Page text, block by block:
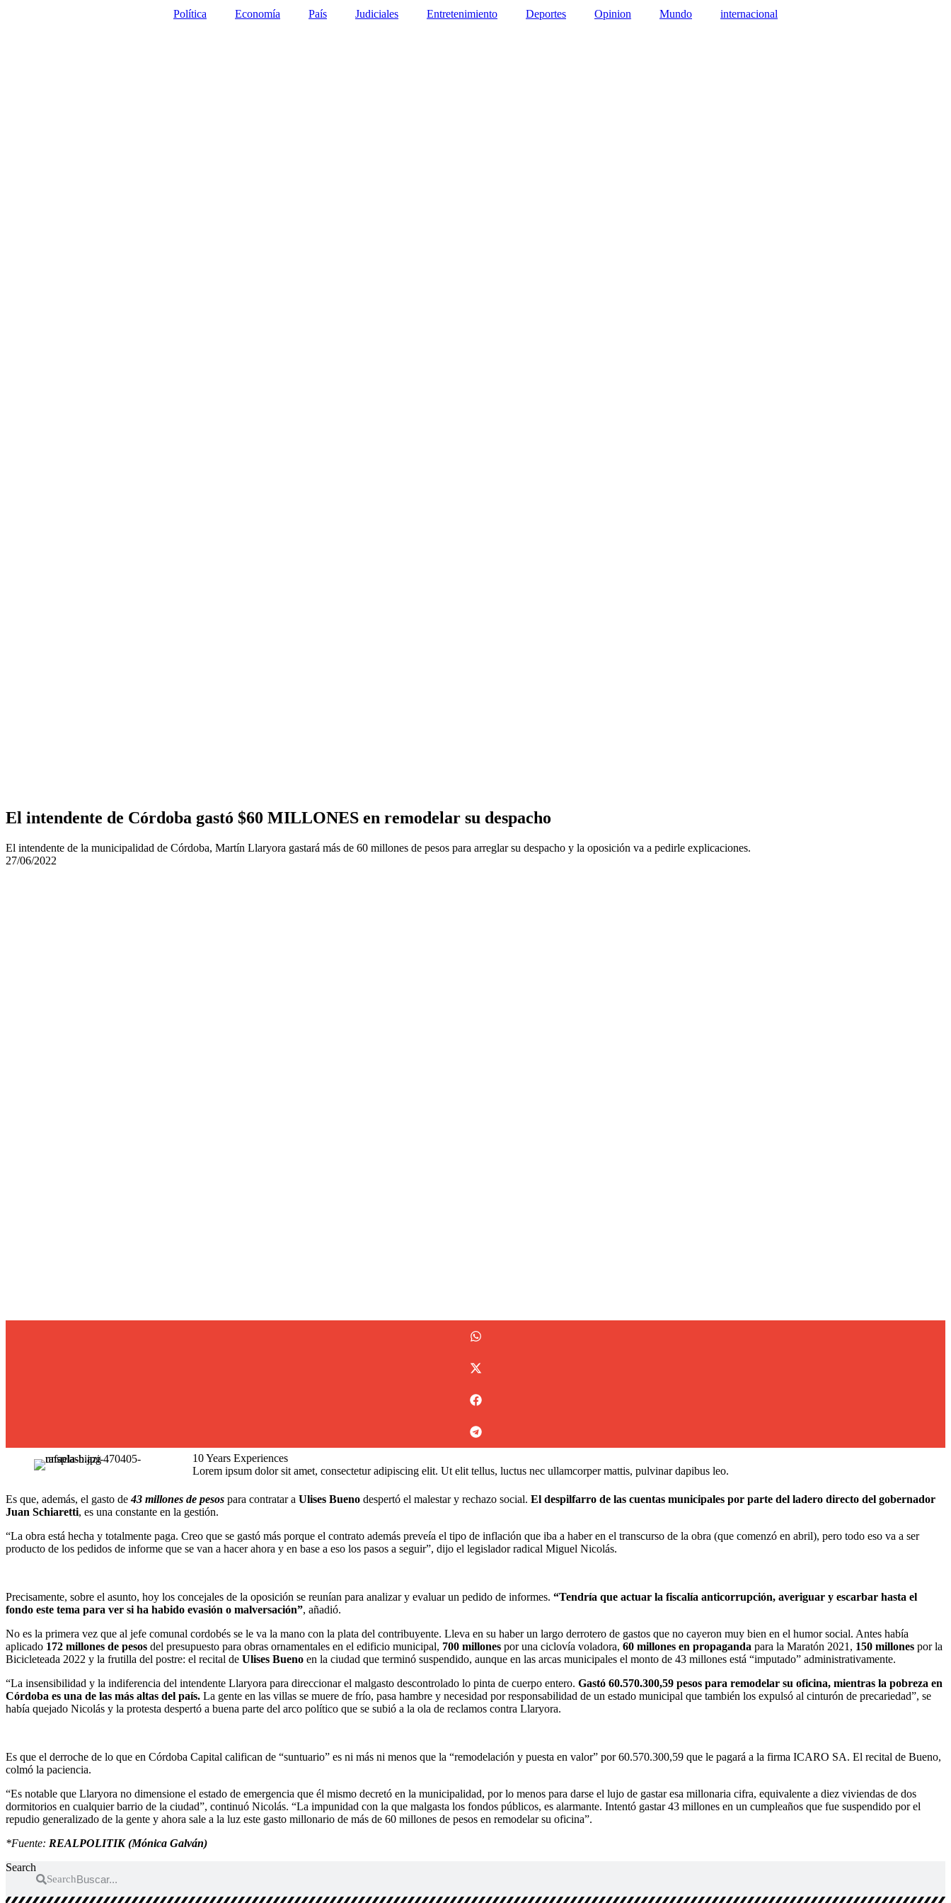
Política Economía País Judiciales Entretenimiento Deportes Opinion Mundo internacional
El intendente de Córdoba gastó $60 MILLONES en remodelar su despacho
El intendente de la municipalidad de Córdoba, Martín Llaryora gastará más de 60 millones de pesos para arreglar su despacho y la oposición va a pedirle explicaciones.
27/06/2022
10 Years Experiences
Lorem ipsum dolor sit amet, consectetur adipiscing elit. Ut elit tellus, luctus nec ullamcorper mattis, pulvinar dapibus leo.
Es que, además, el gasto de43 millones de pesos para contratar a Ulises Bueno despertó el malestar y rechazo social. El despilfarro de las cuentas municipales por parte del ladero directo del gobernador
Juan Schiaretti, es una constante en la gestión.
“La obra está hecha y totalmente paga. Creo que se gastó más porque el contrato además preveía el tipo de inflación que iba a haber en el transcurso de la obra (que comenzó en abril), pero todo eso va a ser
producto de los pedidos de informe que se van a hacer ahora y en base a eso los pasos a seguir”, dijo el legislador radical Miguel Nicolás.
Precisamente, sobre el asunto, hoy los concejales de la oposición se reunían para analizar y evaluar un pedido de informes. “Tendría que actuar la fiscalía anticorrupción, averiguar y escarbar hasta el
fondo este tema para ver si ha habido evasión o malversación”, añadió.
No es la primera vez que al jefe comunal cordobés se le va la mano con la plata del contribuyente. Lleva en su haber un largo derrotero de gastos que no cayeron muy bien en el humor social. Antes había
aplicado 172 millones de pesos del presupuesto para obras ornamentales en el edificio municipal, 700 millones por una ciclovía voladora, 60 millones en propaganda para la Maratón 2021, 150 millones por la
Bicicleteada 2022 y la frutilla del postre: el recital de Ulises Bueno en la ciudad que terminó suspendido, aunque en las arcas municipales el monto de 43 millones está “imputado” administrativamente.
“La insensibilidad y la indiferencia del intendente Llaryora para direccionar el malgasto descontrolado lo pinta de cuerpo entero. Gastó 60.570.300,59 pesos para remodelar su oficina, mientras la pobreza en
Córdoba es una de las más altas del país. La gente en las villas se muere de frío, pasa hambre y necesidad por responsabilidad de un estado municipal que también los expulsó al cinturón de precariedad”, se
había quejado Nicolás y la protesta despertó a buena parte del arco político que se subió a la ola de reclamos contra Llaryora.
Es que el derroche de lo que en Córdoba Capital califican de “suntuario” es ni más ni menos que la “remodelación y puesta en valor” por 60.570.300,59 que le pagará a la firma ICARO SA. El recital de Bueno,
colmó la paciencia.
“Es notable que Llaryora no dimensione el estado de emergencia que él mismo decretó en la municipalidad, por lo menos para darse el lujo de gastar esa millonaria cifra, equivalente a diez viviendas de dos
dormitorios en cualquier barrio de la ciudad”, continuó Nicolás. “La impunidad con la que malgasta los fondos públicos, es alarmante. Intentó gastar 43 millones en un cumpleaños que fue suspendido por el
repudio generalizado de la gente y ahora sale a la luz este gasto millonario de más de 60 millones de pesos en remodelar su oficina”.
*Fuente: REALPOLITIK (Mónica Galván)
Search
Search